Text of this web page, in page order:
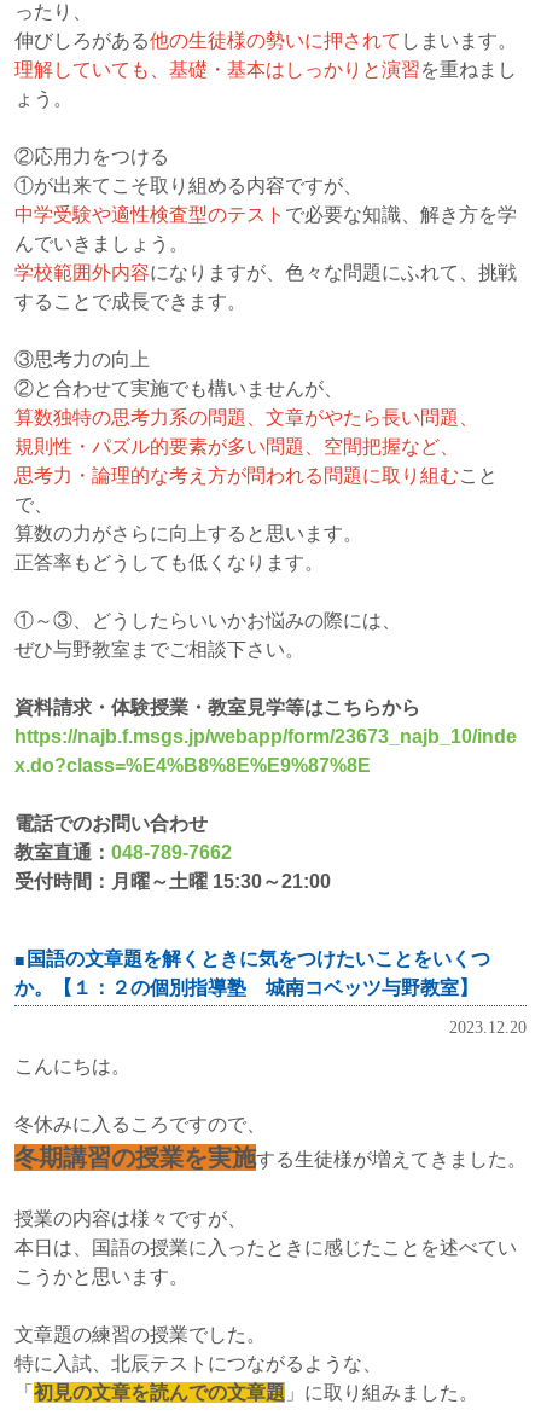
ったり、
伸びしろがある他の生徒様の勢いに押されて しまいます。
理解していても、基礎・基本はしっかりと演習を重ねまし
ょう。
②応用力をつける
①が出来てこそ取り組める内容ですが、
中学受験や適性検査型のテスト で必要な知識、解き方を学
んでいきましょう。
学校範囲外内容になりますが、色々な問題にふれて、挑戦
することで成長できます。
③思考力の向上
②と合わせて実施でも構いませんが、
算数独特の思考力系の問題、文章がやたら長い問題、
規則性・パズル的要素が多い問題、空間把握など、
思考力・論理的な考え方が問われる問題に取り組むこと
で、
算数の力がさらに向上すると思います。
正答率もどうしても低くなります。
①～③、どうしたらいいかお悩みの際には、
ぜひ与野教室までご相談下さい。
資料請求・体験授業・教室見学等はこちらから
https://najb.f.msgs.jp/webapp/form/23673_najb_10/inde
x.do?class=%E4%B8%8E%E9%87%8E
電話でのお問い合わせ
教室直通： 048-789-7662
受付時間：月曜～土曜 15:30～21:00
国語の文章題を解くときに気をつけたいことをいくつ
か。【１：２の個別指導塾 城南コベッツ与野教室】
2023.12.20
こんにちは。
冬休みに入るころですので、
冬期講習の授業を実施する生徒様が増えてきました。
授業の内容は様々ですが、
本日は、国語の授業に入ったときに感じたことを述べてい
こうかと思います。
文章題の練習の授業でした。
特に入試、北辰テストにつながるような、
「 初見の文章を読んでの文章題 」に取り組みました。